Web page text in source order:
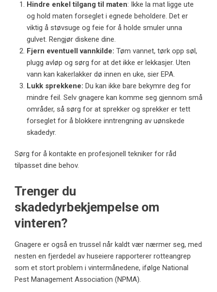
Hindre enkel tilgang til maten: Ikke la mat ligge ute
og hold maten forseglet i egnede beholdere. Det er
viktig å støvsuge og feie for å holde smuler unna
gulvet. Rengjør diskene dine.
Fjern eventuell vannkilde: Tøm vannet, tørk opp søl,
plugg avløp og sørg for at det ikke er lekkasjer. Uten
vann kan kakerlakker dø innen en uke, sier EPA.
Lukk sprekkene: Du kan ikke bare bekymre deg for
mindre feil. Selv gnagere kan komme seg gjennom små
områder, så sørg for at sprekker og sprekker er tett
forseglet for å blokkere inntrengning av uønskede
skadedyr.
Sørg for å kontakte en profesjonell tekniker for råd
tilpasset dine behov.
Trenger du
skadedyrbekjempelse om
vinteren?
Gnagere er også en trussel når kaldt vær nærmer seg, med
nesten en fjerdedel av huseiere rapporterer rotteangrep
som et stort problem i vintermånedene, ifølge National
Pest Management Association (NPMA).